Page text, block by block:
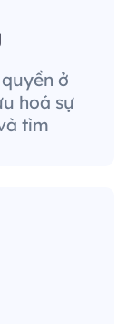
ở
hoá sự
tìm